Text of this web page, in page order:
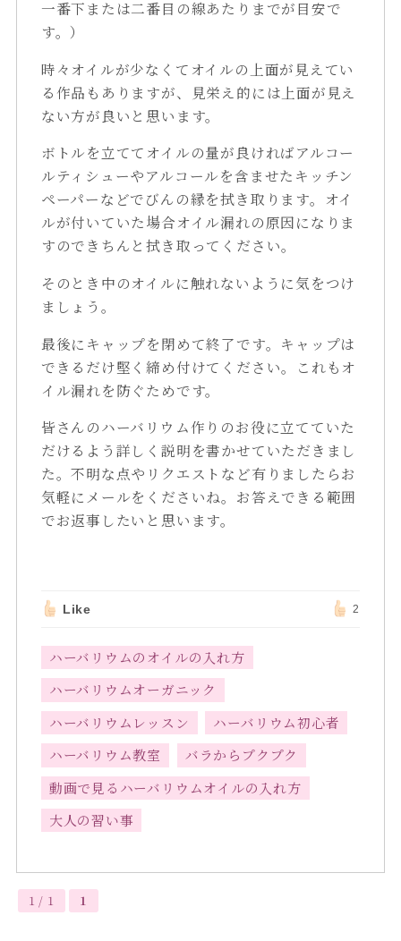
一番下または二番目の線あたりまでが目安で
す。）
時々オイルが少なくてオイルの上面が見えてい
る作品もありますが、見栄え的には上面が見え
ない方が良いと思います。
ボトルを立ててオイルの量が良ければアルコー
ルティシューやアルコールを含ませたキッチン
ペーパーなどでびんの縁を拭き取ります。オイ
ルが付いていた場合オイル漏れの原因になりま
すのできちんと拭き取ってください。
そのとき中のオイルに触れないように気をつけ
ましょう。
最後にキャップを閉めて終了です。キャップは
できるだけ堅く締め付けてください。これもオ
イル漏れを防ぐためです。
皆さんのハーバリウム作りのお役に立てていた
だけるよう詳しく説明を書かせていただきまし
た。不明な点やリクエストなど有りましたらお
気軽にメールをくださいね。お答えできる範囲
でお返事したいと思います。
Like 2
ハーバリウムのオイルの入れ方
ハーバリウムオーガニック
ハーバリウムレッスン
ハーバリウム初心者
ハーバリウム教室
バラからプクプク
動画で見るハーバリウムオイルの入れ方
大人の習い事
1 / 1 1